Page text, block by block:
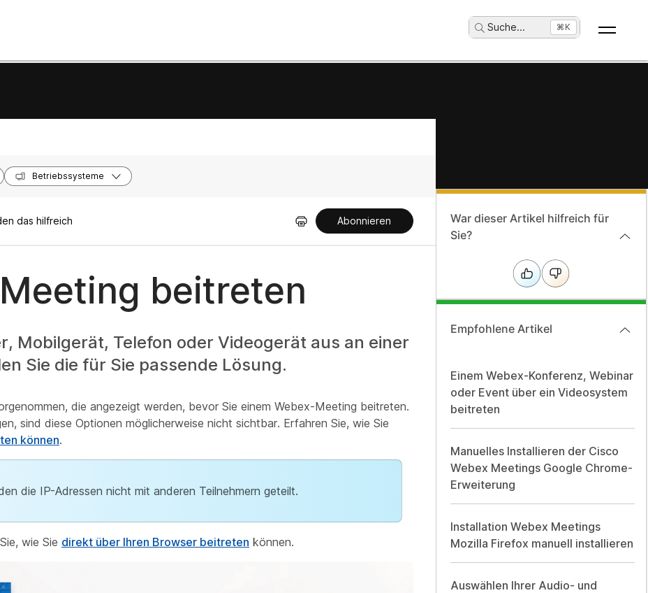
Suche... ⌘K
Betriebssysteme
das hilfreich Abonnieren
beitreten
Mobilgerät, Telefon oder Videogerät aus an einer
Sie die für Sie passende Lösung.
die angezeigt werden, bevor Sie einem Webex-Meeting beitreten.
sind diese Optionen möglicherweise nicht sichtbar. Erfahren Sie, wie Sie
können.
die IP-Adressen nicht mit anderen Teilnehmern geteilt.
wie Sie direkt über Ihren Browser beitreten können.
War dieser Artikel hilfreich für
Sie?
Empfohlene Artikel
Einem Webex-Konferenz, Webinar
oder Event über ein Videosystem
beitreten
Manuelles Installieren der Cisco
Webex Meetings Google Chrome-
Erweiterung
Installation Webex Meetings
Mozilla Firefox manuell installieren
Auswählen Ihrer Audio- und